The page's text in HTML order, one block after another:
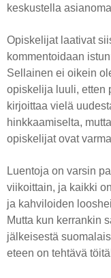
keskustella
Opiskelijat laativat
kommentoidaan
Sellainen ei oikein
opiskelija luuli, etten
kirjoittaa vielä
hinkkaamiselta,
opiskelijat ovat
Luentoja on varsin
viikoittain, ja kaikki
ja kahviloiden
Mutta kun kerrankin
jälkeisestä
eteen on tehtävä